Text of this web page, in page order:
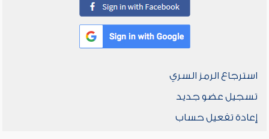
استرجاع الرمز السري
تسجيل عضو جديد
إعادة تفعيل حساب